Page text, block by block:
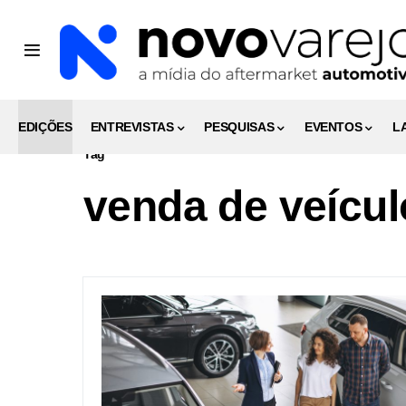
EDIÇÕES ENTREVISTAS PESQUISAS EVENTOS
Tag
venda de